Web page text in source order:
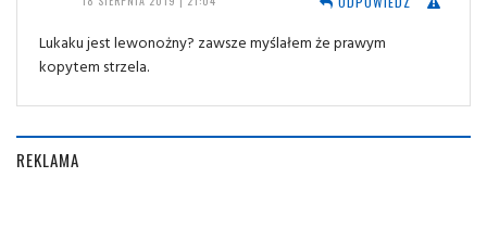
Lukaku jest lewonożny? zawsze myślałem że prawym
kopytem strzela.
REKLAMA